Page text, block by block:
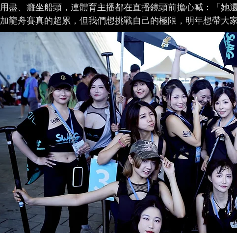
用盡、癱坐船頭，連體育主播都在直播鏡頭前擔心喊：「她
加龍舟賽真的超累，但我們想挑戰自己的極限，明年想帶大